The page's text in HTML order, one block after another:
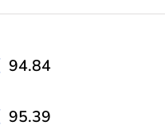
94.84
95.39